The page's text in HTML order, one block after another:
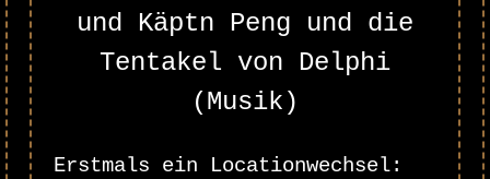
und Käptn Peng und die
Tentakel von Delphi
(Musik)
Erstmals ein Locationwechsel: